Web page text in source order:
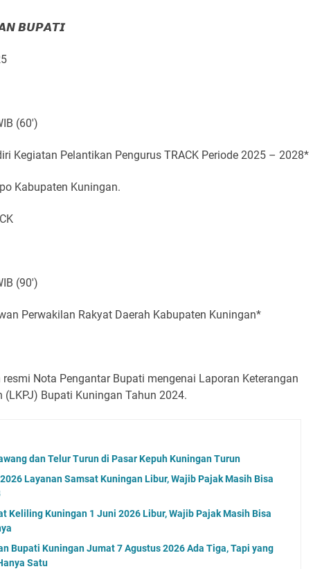
𝘽𝙐𝙋𝘼𝙏𝙄
(60')
Kegiatan Pelantikan Pengurus TRACK Periode 2025 – 2028*
Kabupaten Kuningan.
(90')
Perwakilan Rakyat Daerah Kabupaten Kuningan*
Nota Pengantar Bupati mengenai Laporan Keterangan
(LKPJ) Bupati Kuningan Tahun 2024.
dan Telur Turun di Pasar Kepuh Kuningan Turun
Layanan Samsat Kuningan Libur, Wajib Pajak Masih Bisa
Keliling Kuningan 1 Juni 2026 Libur, Wajib Pajak Masih Bisa
Bupati Kuningan Jumat 7 Agustus 2026 Ada Tiga, Tapi yang
Satu